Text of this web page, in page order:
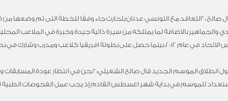
صالح : “التعاقد مع التونسي عدنان بلحارث جاء وفقا للخطة التى تم وضعها
والجماهير بالاضافة لما يمتلكه من سيرة ذاتية جيدة وخبرة في الملاعب
بينما حصل على بطولة افريقيا كلاعب ومدرب وشارك في بطولة كأس العالم للمنتخبات كلاعب ومساعد مع منتخب بلاده”.
انطلاق الموسم الجديد قال صالح الشعيلي: “نحن في انتظار عودة المسابقات
للموسم في بداية شهر اغسطس القادم إذ يجب عمل الفحوصات الطبية